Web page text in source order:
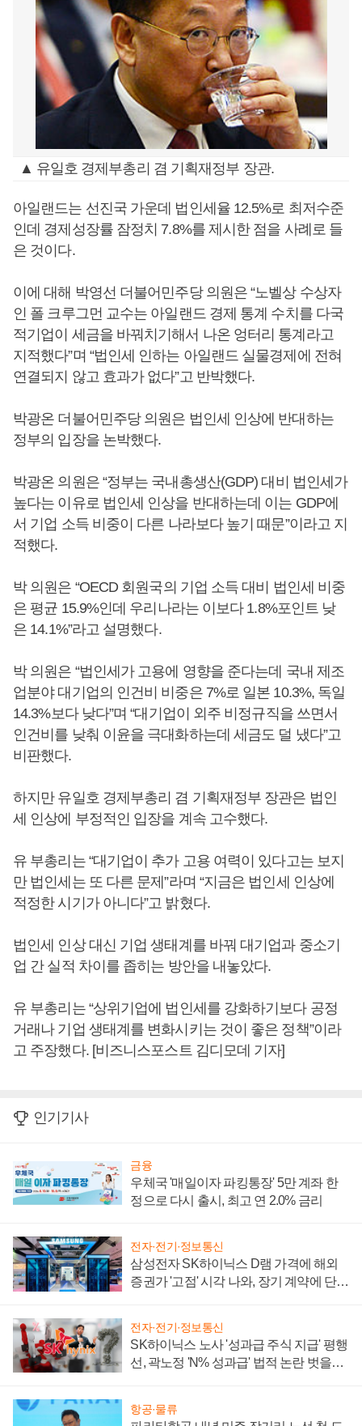
▲ 유일호 경제부총리 겸 기획재정부 장관.
아일랜드는 선진국 가운데 법인세율 12.5%로 최저수준
인데 경제성장률 잠정치 7.8%를 제시한 점을 사례로 들
은 것이다.
이에 대해 박영선 더불어민주당 의원은 “노벨상 수상자
인 폴 크루그먼 교수는 아일랜드 경제 통계 수치를 다국
적기업이 세금을 바꿔치기해서 나온 엉터리 통계라고
지적했다”며 “법인세 인하는 아일랜드 실물경제에 전혀
연결되지 않고 효과가 없다”고 반박했다.
박광온 더불어민주당 의원은 법인세 인상에 반대하는
정부의 입장을 논박했다.
박광온 의원은 “정부는 국내총생산(GDP) 대비 법인세가
높다는 이유로 법인세 인상을 반대하는데 이는 GDP에
서 기업 소득 비중이 다른 나라보다 높기 때문”이라고 지
적했다.
박 의원은 “OECD 회원국의 기업 소득 대비 법인세 비중
은 평균 15.9%인데 우리나라는 이보다 1.8%포인트 낮
은 14.1%”라고 설명했다.
박 의원은 “법인세가 고용에 영향을 준다는데 국내 제조
업분야 대기업의 인건비 비중은 7%로 일본 10.3%, 독일
14.3%보다 낮다”며 “대기업이 외주 비정규직을 쓰면서
인건비를 낮춰 이윤을 극대화하는데 세금도 덜 냈다”고
비판했다.
하지만 유일호 경제부총리 겸 기획재정부 장관은 법인
세 인상에 부정적인 입장을 계속 고수했다.
유 부총리는 “대기업이 추가 고용 여력이 있다고는 보지
만 법인세는 또 다른 문제”라며 “지금은 법인세 인상에
적정한 시기가 아니다”고 밝혔다.
법인세 인상 대신 기업 생태계를 바꿔 대기업과 중소기
업 간 실적 차이를 좁히는 방안을 내놓았다.
유 부총리는 “상위기업에 법인세를 강화하기보다 공정
거래나 기업 생태계를 변화시키는 것이 좋은 정책”이라
고 주장했다. [비즈니스포스트 김디모데 기자]
인기기사
금융
우체국 '매일이자 파킹통장' 5만 계좌 한
정으로 다시 출시, 최고 연 2.0% 금리
전자·전기·정보통신
삼성전자 SK하이닉스 D램 가격에 해외
증권가 '고점' 시각 나와, 장기 계약에 단점
전자·전기·정보통신
SK하이닉스 노사 '성과급 주식 지급' 평행
선, 곽노정 'N% 성과급' 법적 논란 벗을지
항공·물류